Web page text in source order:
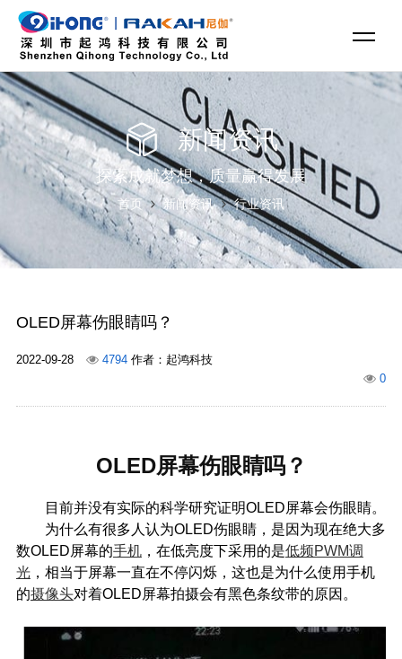
新闻资讯
探索成就梦想，质量赢得发展
首页 新闻资讯 行业资讯
OLED屏幕伤眼睛吗？
2022-09-28 4794作者：起鸿科技
0
OLED屏幕伤眼睛吗？
目前并没有实际的科学研究证明OLED屏幕会伤眼睛。
为什么有很多人认为OLED伤眼睛，是因为现在绝大多
数OLED屏幕的手机，在低亮度下采用的是低频PWM调
光，相当于屏幕一直在不停闪烁，这也是为什么使用手机
的摄像头对着OLED屏幕拍摄会有黑色条纹带的原因。